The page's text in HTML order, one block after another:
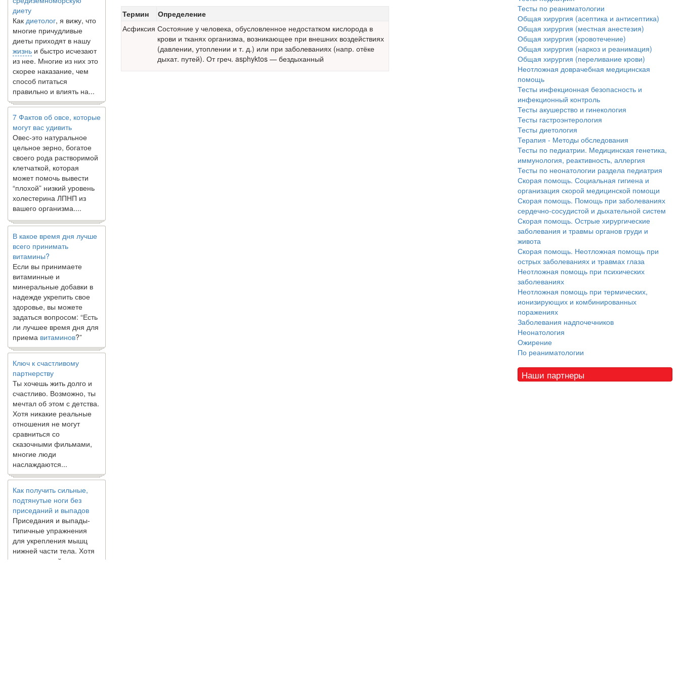
диету
Какдиетолог
многие причудливые
диеты приходят в нашу
жизньи быстро исчезают
из нее. Многие из них это
скорее наказание, чем
способ питаться
правильно и влиять на...
7 Фактов об овсе, которые
могут вас удивить
Овес-это натуральное
цельное зерно, богатое
своего рода растворимой
клетчаткой, которая
может помочь вывести
“плохой” низкий уровень
холестерина ЛПНП из
вашего организма....
В какое время дня лучше
всего принимать
витамины?
Если вы принимаете
витаминные и
минеральные добавки в
надежде укрепить свое
здоровье, вы можете
задаться вопросом: “Есть
ли лучшее время дня для
приемавитаминов?”
Ключ к счастливому
партнерству
Ты хочешь жить долго и
счастливо. Возможно, ты
мечтал об этом с детства.
Хотя никакие реальные
отношения не могут
сравниться со
сказочными фильмами,
многие люди
наслаждаются...
Как получить сильные,
подтянутые ноги без
приседаний и выпадов
Приседания и выпады-
типичные упражнения
для укрепления мышц
нижней части тела. Хотя
они чрезвычайно
Термин
Определение
Асфиксия Состояние у человека, обусловленное недостатком кислорода в
крови и тканях организма, возникающее при внешних воздействиях
(давлении, утоплении и т. д.) или при заболеваниях (напр. отёке
дыхат. путей). От греч. asphyktos — бездыханный
Тесты по реаниматологии
Общая хирургия (асептика и антисептика)
Общая хирургия (местная анестезия)
Общая хирургия (кровотечение)
Общая хирургия (наркоз и реанимация)
Общая хирургия (переливание крови)
Неотложная доврачебная медицинская
помощь
Тесты инфекционная безопасность и
инфекционный контроль
Тесты акушерство и гинекология
Тесты гастроэнтерология
Тесты диетология
Терапия - Методы обследования
Тесты по педиатрии. Медицинская генетика,
иммунология, реактивность, аллергия
Тесты по неонатологии раздела педиатрия
Скорая помощь. Социальная гигиена и
организация скорой медицинской помощи
Скорая помощь. Помощь при заболеваниях
сердечно-сосудистой и дыхательной систем
Скорая помощь. Острые хирургические
заболевания и травмы органов груди и
живота
Скорая помощь. Неотложная помощь при
острых заболеваниях и травмах глаза
Неотложная помощь при психических
заболеваниях
Неотложная помощь при термических,
ионизирующих и комбинированных
поражениях
Заболевания надпочечников
Неонатология
Ожирение
По реаниматологии
Наши партнеры